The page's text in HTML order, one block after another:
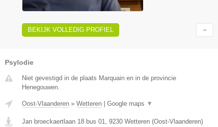
BEKIJK VOLLEDIG PROFIEL
Psylodie
Niet gevestigd in de plaats Marquain en in de provincie
Henegouwen.
Oost-Vlaanderen » Wetteren Google maps ▼
Jan broeckaertlaan 18 bus 01, 9230 Wetteren (Oost-Vlaanderen)